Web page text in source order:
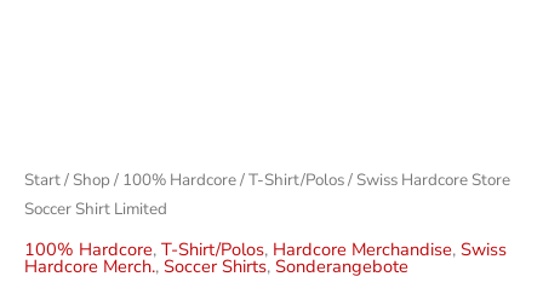
Start/ Shop/ 100% Hardcore/T-Shirt/Polos/ Swiss Hardcore Store
Soccer Shirt Limited
100% Hardcore, T-Shirt/Polos, Hardcore Merchandise, Swiss
Hardcore Merch., Soccer Shirts, Sonderangebote